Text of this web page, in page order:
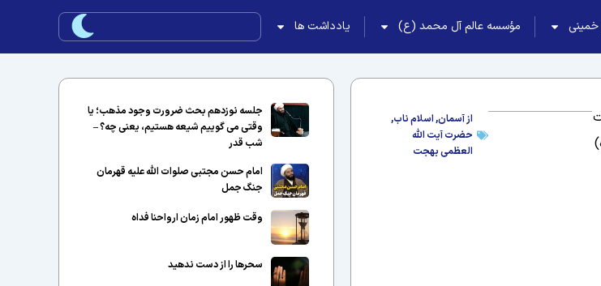
خمینی مؤسسه عالم آل محمد (ع) یادداشت ها
از آسمان,اسلام ناب,
حضرت آیت الله
العظمی بهجت
جلسه نوزدهم بحث ضرورت وجود مذهب؛ یا
وقتی می گوییم شیعه هستیم، یعنی چه؟ –
شب قدر
امام حسن مجتبی صلوات الله علیه قهرمان
جنگ جمل
وقت ظهور امام زمان ارواحنا فداه
سحرها را از دست ندهید